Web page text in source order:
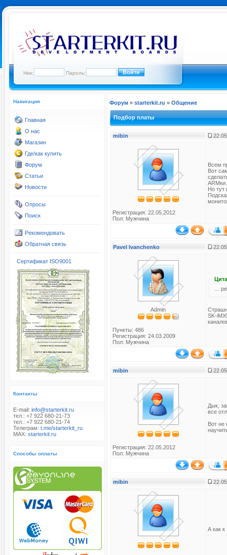
Ник: Пароль:
Навигация
Главная
О нас
Магазин
Где/как купить
Форум
Статьи
Новости
Опросы
Поиск
Рекомендовать
Обратная связь
Сертификат ISO9001
Контакты
E-mail: info@starterkit.ru
тел.: +7 922 680-21-73
тел.: +7 922 680-21-74
Телеграм: t.me/starterkit_ru
MAX: starterkit.ru
Способы оплаты
Форум » starterkit.ru » Общение
Подбор платы
mibin
Регистрация: 22.05.2012
Пол: Мужчина
Всем
Вот
ARMки.
Но тут
Pavel Ivanchenko
Admin
Пункты: 486
Регистрация: 24.03.2009
Пол: Мужчина
...
SK-
mibin
Регистрация: 22.05.2012
Пол: Мужчина
Дык,
все
Вот не
mibin
А как